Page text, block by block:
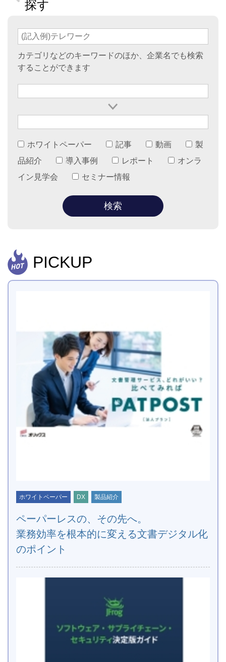
探す
カテゴリなどのキーワードのほか、企業名でも検索
することができます
ホワイトペーパー 記事 動画
製
品紹介
導入事例 レポート
オンラ
イン見学会
セミナー情報
PICKUP
ホワイトペーパー DX 製品紹介
ペーパーレスの、その先へ。
業務効率を根本的に変える文書デジタル化
のポイント